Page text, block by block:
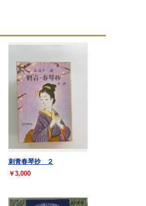
刺青春琴抄 ２
￥3,000